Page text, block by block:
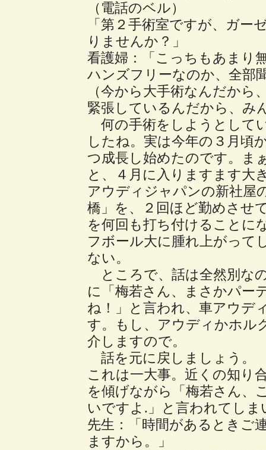
（電話のベル）
「第２手術室ですが、ガ
りませんか？」
看護婦：「こっちもあまり
ハンズフリーなのか、全部
（今から大手術なんだから
緊張しているんだから、み
何の手術をしようとして
したね。実は今年の３月頃
つ成長し始めたのです。ま
と、４月に入りますます大
アウディジャパンの新社屋
橋」を、２回ほど勤めさせ
を何回も打ち付けることに
フボール大に腫れ上がって
ない。
ところで、話は全然別な
に「梅若さん、まさかパー
ね！」と言われ、車アウデ
す。もし、アウディかホル
介しますので。
話を元に戻しましょう。
これは一大事。近くの知り
を傾げながら「梅若さん、
いですよ.」と言われてしま
先生：「時間があるときご
ますから。」